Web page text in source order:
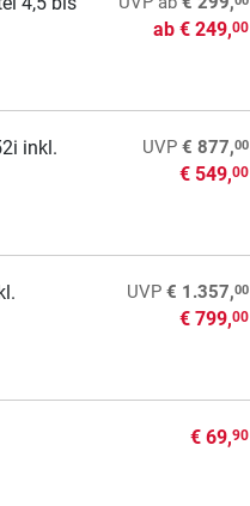
ab€ 249,00
inkl.
UVP € 877,00
€ 549,00
UVP € 1.357,00
€ 799,00
€ 69,90